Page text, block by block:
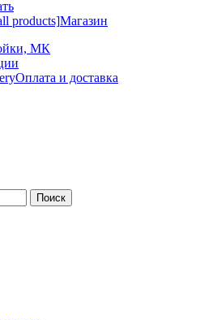
Магазин
МК
Оплата и доставка
Поиск